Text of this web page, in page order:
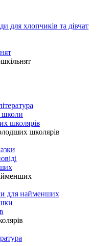
для хлопчиків та дівчат
школи
школярів
школярів
для найменших